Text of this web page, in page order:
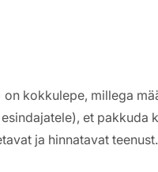
on kokkulepe, millega
et pakkuda
ja hinnatavat teenust.